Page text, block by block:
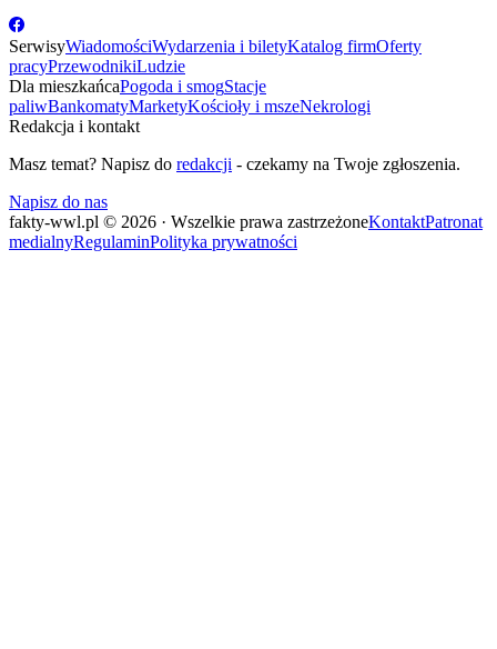
SerwisyWiadomościWydarzenia i biletyKatalog firmOferty
pracyPrzewodnikiLudzie
Dla mieszkańcaPogoda i smogStacje
paliwBankomatyMarketyKościoły i mszeNekrologi
Redakcja i kontakt
Masz temat? Napisz do redakcji - czekamy na Twoje zgłoszenia.
Napisz do nas
fakty-wwl.pl © 2026 · Wszelkie prawa zastrzeżoneKontaktPatronat
medialnyRegulaminPolityka prywatności